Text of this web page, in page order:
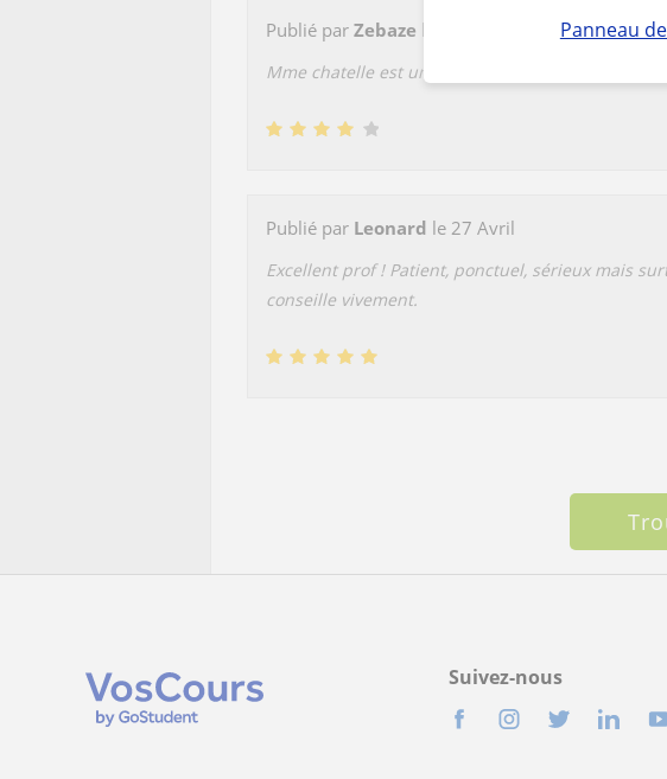
Panneau
Publié par Zebaze le 4 Mai
Mme chatelle est un professeur très patiente et
Publié par Leonard le 27 Avril
Excellent prof ! Patient, ponctuel, sérieux mais
conseille vivement.
Suivez-nous